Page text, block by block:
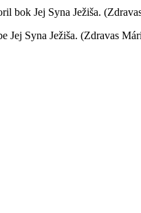
bok Jej Syna Ježiša.
Jej Syna Ježiša. (Zdravas